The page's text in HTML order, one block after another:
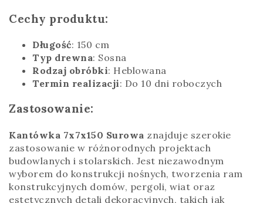
Cechy produktu:
Długość: 150 cm
Typ drewna: Sosna
Rodzaj obróbki: Heblowana
Termin realizacji: Do 10 dni roboczych
Zastosowanie:
Kantówka 7x7x150 Surowa znajduje szerokie
zastosowanie w różnorodnych projektach
budowlanych i stolarskich. Jest niezawodnym
wyborem do konstrukcji nośnych, tworzenia ram
konstrukcyjnych domów, pergoli, wiat oraz
estetycznych detali dekoracyjnych, takich jak